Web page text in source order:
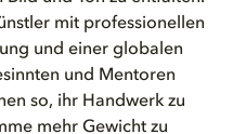
mit professionellen
und einer globalen
und Mentoren
so, ihr Handwerk zu
mehr Gewicht zu